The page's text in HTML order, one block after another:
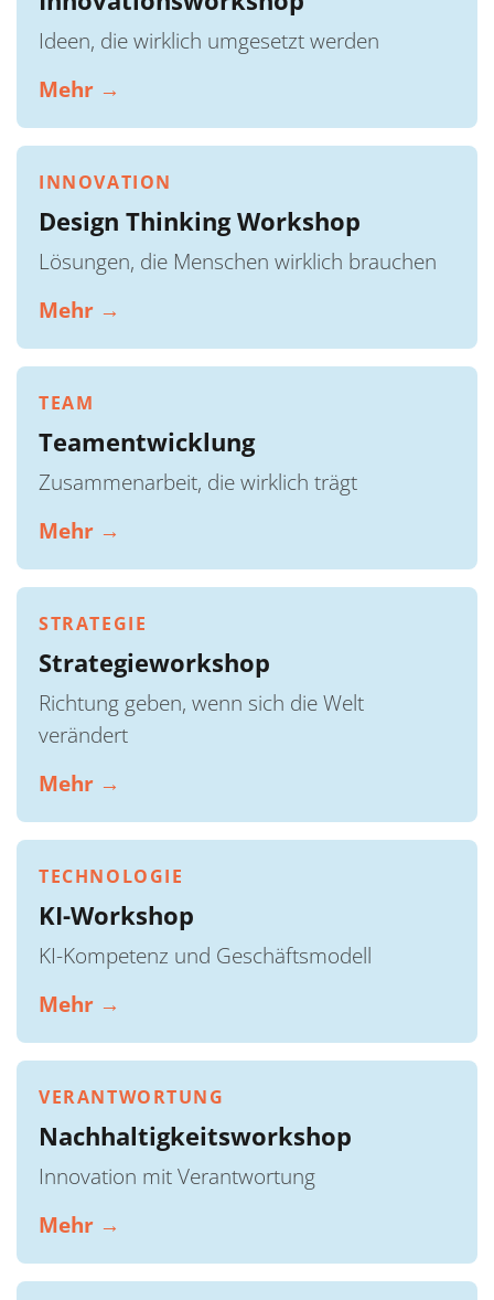
Ideen, die wirklich umgesetzt werden
Mehr →
INNOVATION
Design Thinking Workshop
Lösungen, die Menschen wirklich brauchen
Mehr →
TEAM
Teamentwicklung
Zusammenarbeit, die wirklich trägt
Mehr →
STRATEGIE
Strategieworkshop
Richtung geben, wenn sich die Welt
verändert
Mehr →
TECHNOLOGIE
KI-Workshop
KI-Kompetenz und Geschäftsmodell
Mehr →
VERANTWORTUNG
Nachhaltigkeitsworkshop
Innovation mit Verantwortung
Mehr →